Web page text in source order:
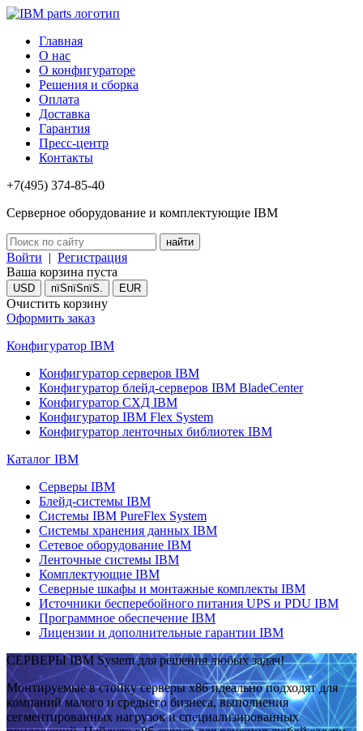
Главная
О нас
О конфигураторе
Решения и сборка
Оплата
Доставка
Гарантия
Пресс-центр
Контакты
+7(495) 374-85-40
Серверное оборудование и комплектующие IBM
Войти | Регистрация
Ваша корзина пуста
USD пїЅпїЅпїЅ. EUR
Очистить корзину
Оформить заказ
Конфигуратор IBM
Конфигуратор серверов IBM
Конфигуратор блейд-серверов IBM BladeCenter
Конфигуратор СХД IBM
Конфигуратор IBM Flex System
Конфигуратор ленточных библиотек IBM
Каталог IBM
Серверы IBM
Блейд-системы IBM
Системы IBM PureFlex System
Системы хранения данных IBM
Сетевое оборудование IBM
Ленточные системы IBM
Комплектующие IBM
Северные шкафы и монтажные комплекты IBM
Источники бесперебойного питания UPS и PDU IBM
Программное обеспечение IBM
Лицензии и дополнительные гарантии IBM
СЕРВЕРЫ IBM System для решения любых задач!
Монтируемые в стойку серверы x86 идеально подходят для
компаний малого и среднего бизнеса, выполнения
сегментированных нагрузок и специализированных